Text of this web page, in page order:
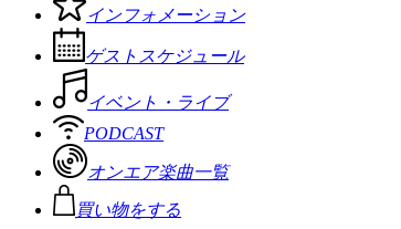
インフォメーション
ゲストスケジュール
イベント・ライブ
PODCAST
オンエア楽曲一覧
買い物をする